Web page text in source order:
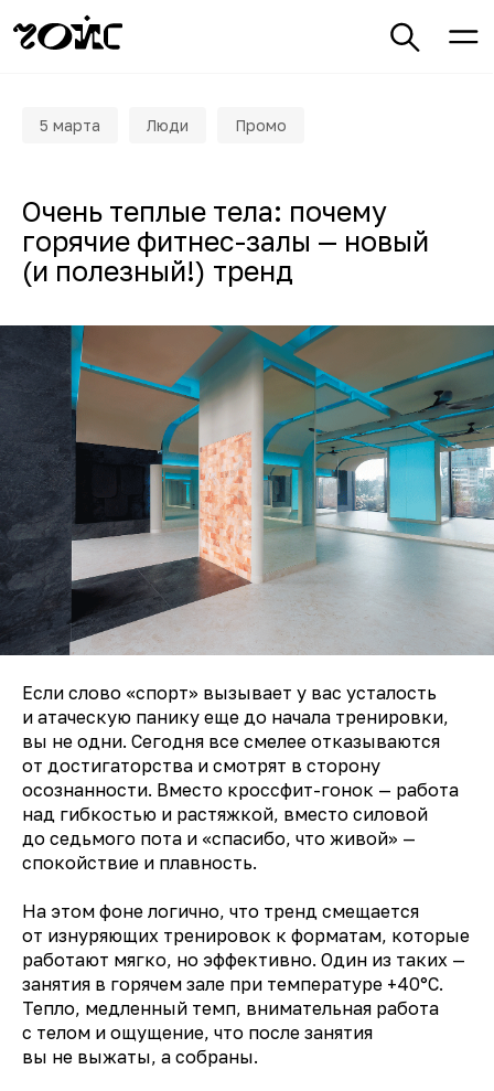
5 марта Люди Промо
Очень теплые тела: почему
горячие фитнес-залы — новый
(и полезный!) тренд
Если слово «спорт» вызывает у вас усталость
и атаческую панику еще до начала тренировки,
вы не одни. Сегодня все смелее отказываются
от достигаторства и смотрят в сторону
осознанности. Вместо кроссфит-гонок — работа
над гибкостью и растяжкой, вместо силовой
до седьмого пота и «спасибо, что живой» —
спокойствие и плавность.
На этом фоне логично, что тренд смещается
от изнуряющих тренировок к форматам, которые
работают мягко, но эффективно. Один из таких —
занятия в горячем зале при температуре +40°C.
Тепло, медленный темп, внимательная работа
с телом и ощущение, что после занятия
вы не выжаты, а собраны.